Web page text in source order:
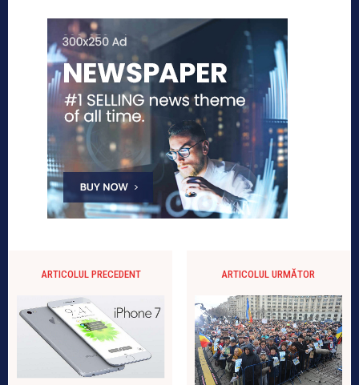
ARTICOLUL PRECEDENT ARTICOLUL URMĂTOR